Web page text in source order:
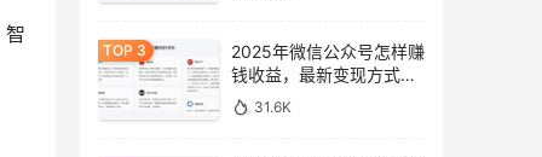
智
2025年微信公众号怎样赚
钱收益，最新变现方式完
整指南
31.6K